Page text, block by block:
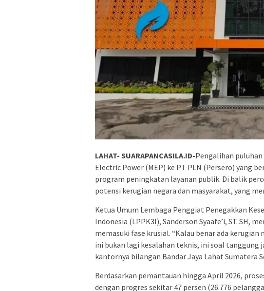
LAHAT- SUARAPANCASILA.ID-Pengalihan
Electric Power (MEP) ke PT PLN (Persero) yang
program peningkatan layanan publik. Di balik
potensi kerugian negara dan masyarakat, yang
Ketua Umum Lembaga Penggiat Penegakkan
Indonesia (LPPK3I), Sanderson Syaafe’i, ST. SH,
memasuki fase krusial. “Kalau benar ada
ini bukan lagi kesalahan teknis, ini soal tanggung
kantornya bilangan Bandar Jaya Lahat Sumatera
Berdasarkan pemantauan hingga April 2026,
dengan progres sekitar 47 persen (26.776